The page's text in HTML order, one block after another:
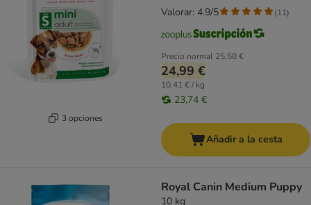
3 opciones
Precio normal 25,58 €
24,99 €
10,41 € / kg
23,74 €
Valorar: 4.9/5 (11)
Añadir a la cesta
Royal Canin Medium Puppy
10 kg